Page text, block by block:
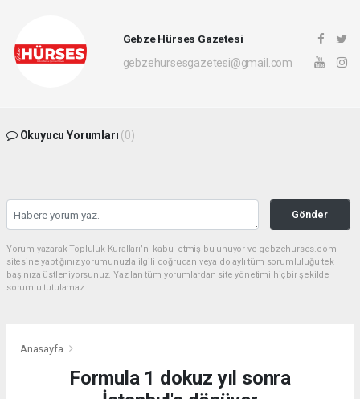
Gebze Hürses Gazetesi
gebzehursesgazetesi@gmail.com
Okuyucu Yorumları (0)
Gönder
Yorum yazarak Topluluk Kuralları’nı kabul etmiş bulunuyor ve gebzehurses.com
sitesine yaptığınız yorumunuzla ilgili doğrudan veya dolaylı tüm sorumluluğu tek
başınıza üstleniyorsunuz. Yazılan tüm yorumlardan site yönetimi hiçbir şekilde
sorumlu tutulamaz.
Anasayfa
Formula 1 dokuz yıl sonra